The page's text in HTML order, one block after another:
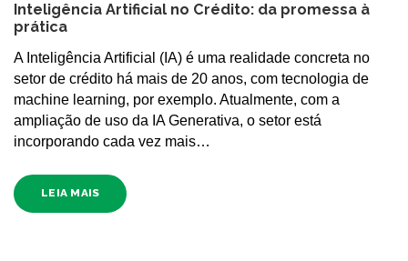
Inteligência Artificial no Crédito: da promessa à
prática
A Inteligência Artificial (IA) é uma realidade concreta no
setor de crédito há mais de 20 anos, com tecnologia de
machine learning, por exemplo. Atualmente, com a
ampliação de uso da IA Generativa, o setor está
incorporando cada vez mais…
LEIA MAIS